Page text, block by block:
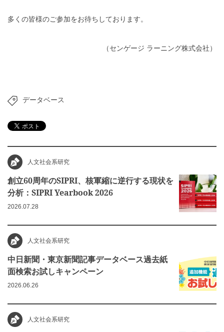
多くの皆様のご参加をお待ちしております。
（センゲージ ラーニング株式会社）
データベース
人文社会系研究
創立60周年のSIPRI、核軍縮に逆行する現状を
分析：SIPRI Yearbook 2026
2026.07.28
人文社会系研究
中日新聞・東京新聞記事データベース過去紙
面検索お試しキャンペーン
2026.06.26
人文社会系研究